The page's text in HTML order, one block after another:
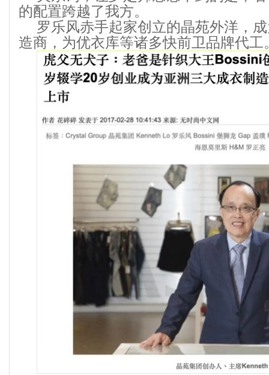
的配置跨越了我方。
罗乐风赤手起家创立的晶苑外洋，
造商，为优衣库等诸多快前卫品牌代工